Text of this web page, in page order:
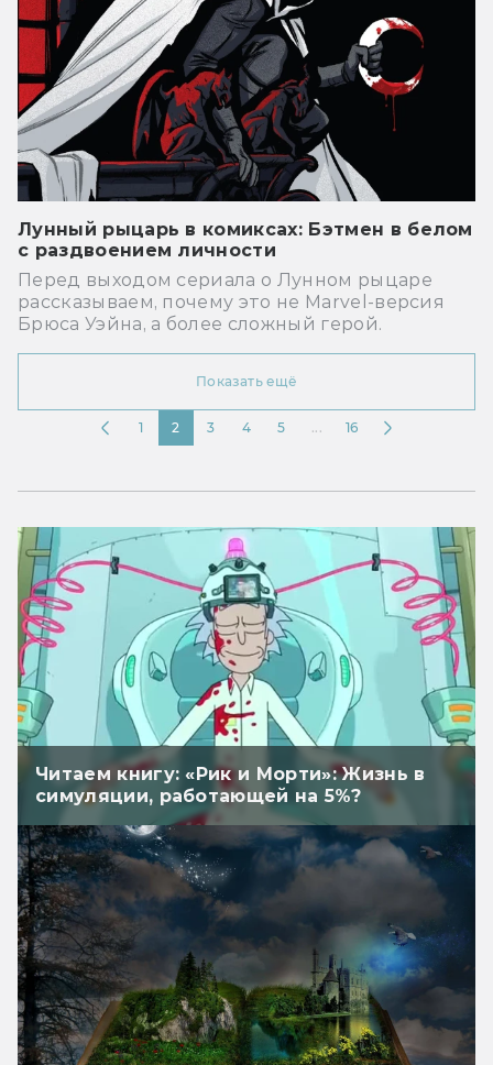
Лунный рыцарь в комиксах: Бэтмен в белом
с раздвоением личности
Перед выходом сериала о Лунном рыцаре
рассказываем, почему это не Marvel-версия
Брюса Уэйна, а более сложный герой.
Показать ещё
1 2 3 4 5 16
...
Читаем книгу: «Рик и Морти»: Жизнь в
симуляции, работающей на 5%?